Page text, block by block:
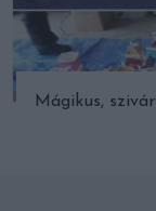
Mágikus,